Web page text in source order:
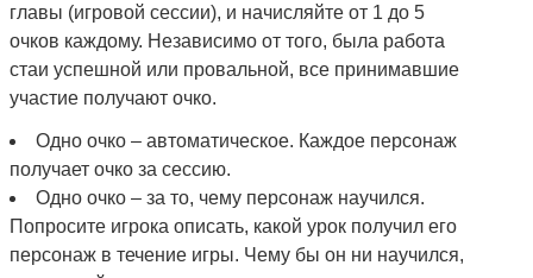
главы (игровой сессии), и начисляйте от 1 до 5
очков каждому. Независимо от того, была работа
стаи успешной или провальной, все принимавшие
участие получают очко.
Одно очко – автоматическое. Каждое персонаж
получает очко за сессию.
Одно очко – за то, чему персонаж научился.
Попросите игрока описать, какой урок получил его
персонаж в течение игры. Чему бы он ни научился,